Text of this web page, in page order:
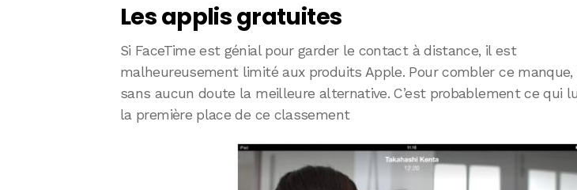
Les applis gratuites
Si FaceTime est génial pour garder le contact à distance, il est
malheureusement limité aux produits Apple. Pour combler ce manque,
sans aucun doute la meilleure alternative. C’est probablement ce qui
la première place de ce classement